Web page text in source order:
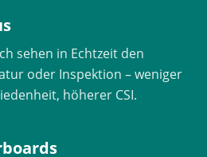
sehen in Echtzeit den
oder Inspektion – weniger
höherer CSI.